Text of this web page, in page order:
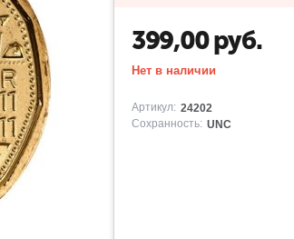
399,00руб.
Нет в наличии
Артикул: 24202
Сохранность: UNC